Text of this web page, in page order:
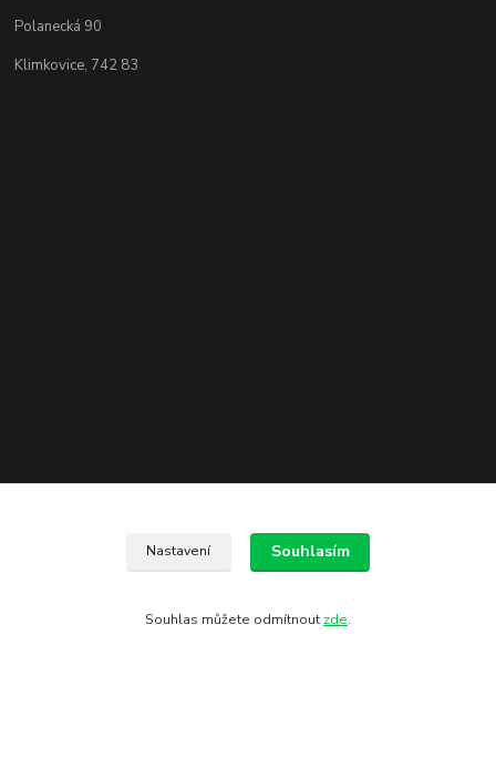
Polanecká 90
Klimkovice, 742 83
Nastavení Souhlasím
Souhlas můžete odmítnout zde.